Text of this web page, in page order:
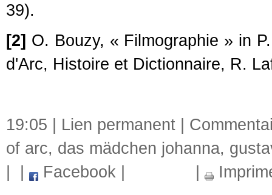
39).
[2] O. Bouzy, « Filmographie » in
d'Arc, Histoire et Dictionnaire, R.
19:05 | Lien permanent
of arc, das mädchen johanna,
Facebook